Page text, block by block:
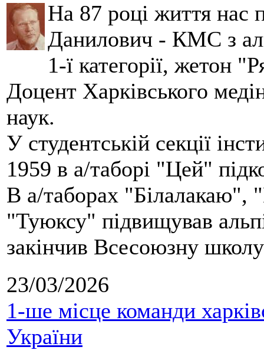
На 87 році життя нас
Данилович - КМС з
1-ї категорії, жетон
Доцент Харківського
наук.
У студентській секції
1959 в а/таборі "Цей"
В а/таборах "Білалакаю",
"Туюксу" підвищував
закінчив Всесоюзну
23/03/2026
1-ше місце команди
України